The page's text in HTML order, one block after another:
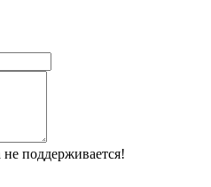
поддерживается!